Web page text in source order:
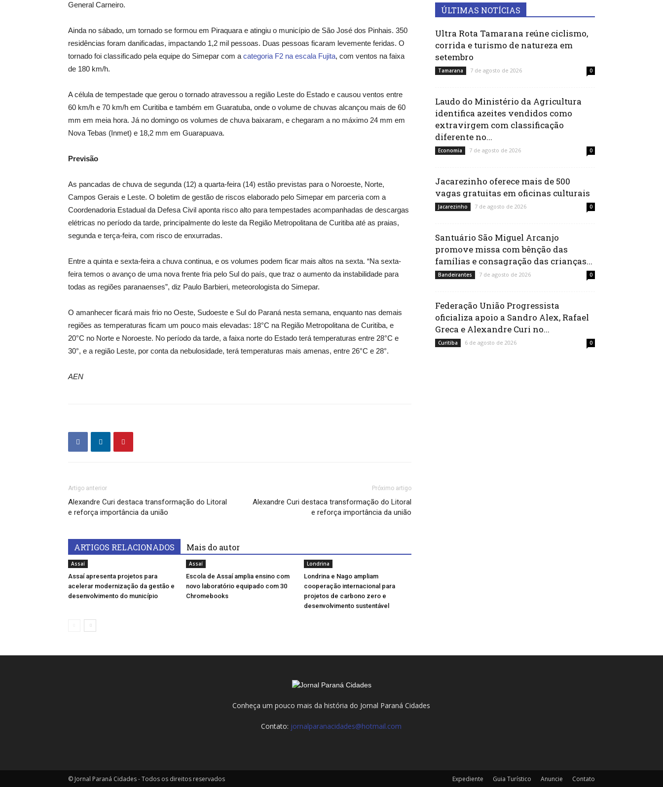
General Carneiro.
Ainda no sábado, um tornado se formou em Piraquara e atingiu o município de São José dos Pinhais. 350
residências foram danificadas, impactando 1,2 mil pessoas. Duas pessoas ficaram levemente feridas. O
tornado foi classificado pela equipe do Simepar com a categoria F2 na escala Fujita, com ventos na faixa
de 180 km/h.
A célula de tempestade que gerou o tornado atravessou a região Leste do Estado e causou ventos entre
60 km/h e 70 km/h em Curitiba e também em Guaratuba, onde o volume de chuvas alcançou mais de 60
mm em meia hora. Já no domingo os volumes de chuva baixaram, e chegaram a no máximo 24 mm em
Nova Tebas (Inmet) e 18,2 mm em Guarapuava.
Previsão
As pancadas de chuva de segunda (12) a quarta-feira (14) estão previstas para o Noroeste, Norte,
Campos Gerais e Leste. O boletim de gestão de riscos elaborado pelo Simepar em parceria com a
Coordenadoria Estadual da Defesa Civil aponta risco alto para tempestades acompanhadas de descargas
elétricas no período da tarde, principalmente do leste da Região Metropolitana de Curitiba até as praias,
segunda e terça-feira, com risco de enxurradas.
Entre a quinta e sexta-feira a chuva continua, e os volumes podem ficar mais altos na sexta. “Na sexta-
feira temos o avanço de uma nova frente fria pelo Sul do país, que traz o aumento da instabilidade para
todas as regiões paranaenses”, diz Paulo Barbieri, meteorologista do Simepar.
O amanhecer ficará mais frio no Oeste, Sudoeste e Sul do Paraná nesta semana, enquanto nas demais
regiões as temperaturas ficam um pouco mais elevadas: 18°C na Região Metropolitana de Curitiba, e
20°C no Norte e Noroeste. No período da tarde, a faixa norte do Estado terá temperaturas entre 28°C e
30°, e a região Leste, por conta da nebulosidade, terá temperaturas mais amenas, entre 26°C e 28°.
AEN
Artigo anterior
Alexandre Curi destaca transformação do Litoral
e reforça importância da união
Próximo artigo
Alexandre Curi destaca transformação do Litoral
e reforça importância da união
ARTIGOS RELACIONADOS Mais do autor
Assaí
Assaí apresenta projetos para
acelerar modernização da gestão e
desenvolvimento do município
Assaí
Escola de Assaí amplia ensino com
novo laboratório equipado com 30
Chromebooks
Londrina
Londrina e Nago ampliam
cooperação internacional para
projetos de carbono zero e
desenvolvimento sustentável
ÚLTIMAS NOTÍCIAS
Ultra Rota Tamarana reúne ciclismo,
corrida e turismo de natureza em
setembro
Tamarana 7 de agosto de 2026 0
Laudo do Ministério da Agricultura
identifica azeites vendidos como
extravirgem com classificação
diferente no...
Economia 7 de agosto de 2026 0
Jacarezinho oferece mais de 500
vagas gratuitas em oficinas culturais
Jacarezinho 7 de agosto de 2026 0
Santuário São Miguel Arcanjo
promove missa com bênção das
famílias e consagração das crianças...
Bandeirantes 7 de agosto de 2026 0
Federação União Progressista
oficializa apoio a Sandro Alex, Rafael
Greca e Alexandre Curi no...
Curitiba 6 de agosto de 2026 0
Conheça um pouco mais da história do Jornal Paraná Cidades
Contato: jornalparanacidades@hotmail.com
Expediente Guia Turístico Anuncie Contato
© Jornal Paraná Cidades - Todos os direitos reservados